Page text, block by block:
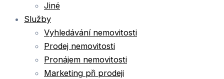
Jiné
Služby
Vyhledávání nemovitosti
Prodej nemovitosti
Pronájem nemovitosti
Marketing při prodeji